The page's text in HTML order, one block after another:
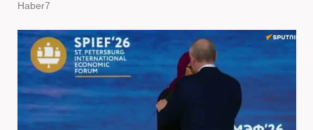
Haber7